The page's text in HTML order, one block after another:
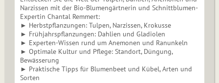
Narzissen mit der Bio-Blumengärtnerin und Schnittblumen-
Expertin Chantal Remmert:
► Herbstpflanzungen: Tulpen, Narzissen, Krokusse
► Frühjahrspflanzungen: Dahlien und Gladiolen
► Experten-Wissen rund um Anemonen und Ranunkeln
► Optimale Kultur und Pflege: Standort, Düngung,
Bewässerung
► Praktische Tipps für Blumenbeet und Kübel, Arten und
Sorten